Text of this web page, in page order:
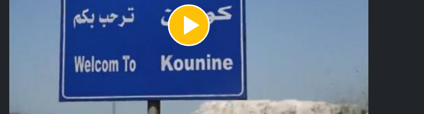
Play
Video